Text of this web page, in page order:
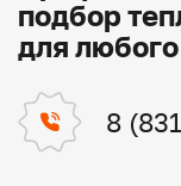
подбор
для
8